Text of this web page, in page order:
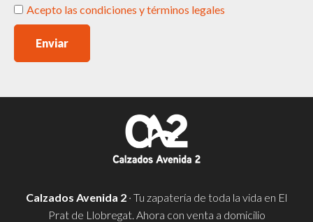
Acepto las condiciones y términos legales
Enviar
Calzados Avenida 2 · Tu zapatería de toda la vida en El
Prat de Llobregat. Ahora con venta a domicilio